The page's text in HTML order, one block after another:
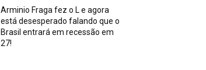
Arminio Fraga fez o L e agora
está desesperado falando que o
Brasil entrará em recessão em
27!